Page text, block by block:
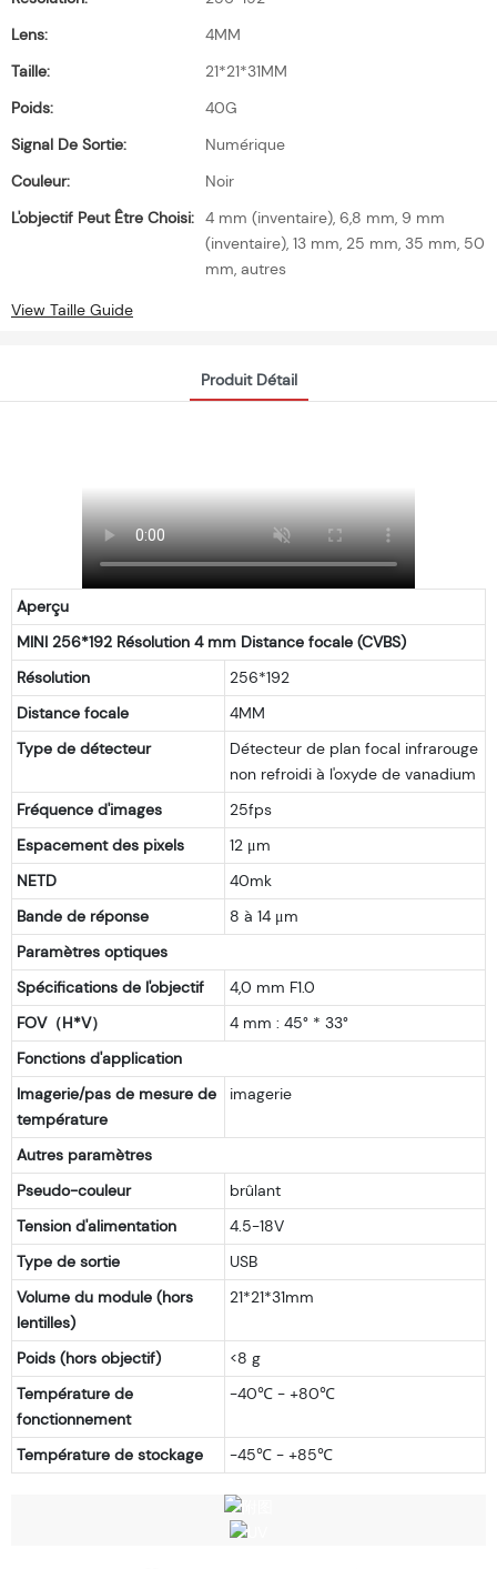
Lens:
4MM
Taille:
21*21*31MM
Poids:
40G
Signal De Sortie:
Numérique
Couleur:
Noir
L'objectif Peut Être Choisi: 4 mm (inventaire), 6,8 mm, 9 mm
(inventaire), 13 mm, 25 mm, 35 mm, 50
mm, autres
View Taille Guide
Produit Détail
Aperçu
MINI 256*192 Résolution 4 mm Distance focale (CVBS)
Résolution
256*192
Distance focale
4MM
Type de détecteur
Détecteur de plan focal infrarouge
non refroidi à l'oxyde de vanadium
Fréquence d'images
25fps
Espacement des pixels
12 μm
NETD
40mk
Bande de réponse
8 à 14 μm
Paramètres optiques
Spécifications de l'objectif
4,0 mm F1.0
FOV（H*V）
4 mm : 45° * 33°
Fonctions d'application
Imagerie/pas de mesure de
température
imagerie
Autres paramètres
Pseudo-couleur
brûlant
Tension d'alimentation
4.5-18V
Type de sortie
USB
Volume du module (hors
lentilles)
21*21*31mm
Poids (hors objectif)
<8 g
Température de
fonctionnement
-40℃ - +80℃
Température de stockage -45℃ - +85℃